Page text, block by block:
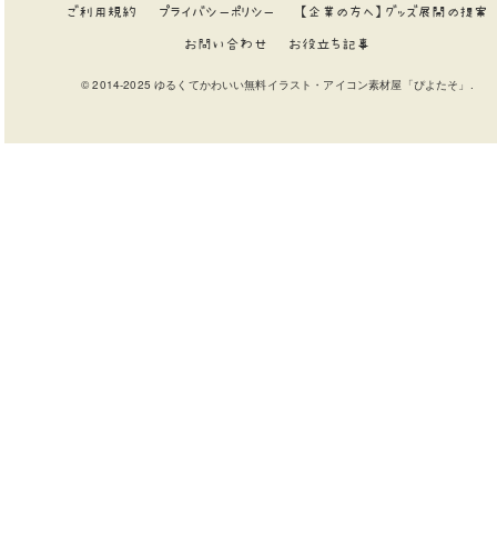
ご利用規約 プライバシーポリシー 【企業の方へ】グッズ展開の提案
お問い合わせ お役立ち記事
© 2014-2025 ゆるくてかわいい無料イラスト・アイコン素材屋「ぴよたそ」.